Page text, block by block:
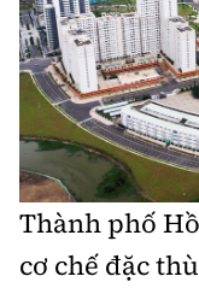
Tổng Biên tập:
Nguyễn Thị Hồng
Phó Tổng Biên
Nguyễn Sơn
La Đức Hùng
Giấy phép số 02/
Chuyên trang của
Thành phố
cơ chế đặc